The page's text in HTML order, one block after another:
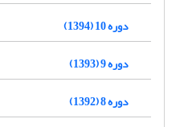
دوره 10 (1394)
دوره 9 (1393)
دوره 8 (1392)